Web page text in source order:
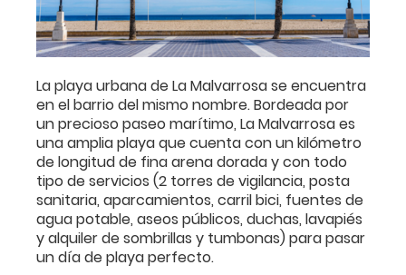
La playa urbana de La Malvarrosa se encuentra
en el barrio del mismo nombre. Bordeada por
un precioso paseo marítimo, La Malvarrosa es
una amplia playa que cuenta con un kilómetro
de longitud de fina arena dorada y con todo
tipo de servicios (2 torres de vigilancia, posta
sanitaria, aparcamientos, carril bici, fuentes de
agua potable, aseos públicos, duchas, lavapiés
y alquiler de sombrillas y tumbonas) para pasar
un día de playa perfecto.